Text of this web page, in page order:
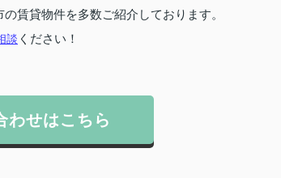
の賃貸物件を多数ご紹介しております。
談 ください！
わせはこちら